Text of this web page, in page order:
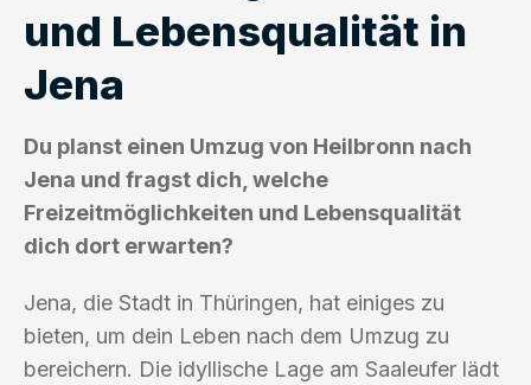
und Lebensqualität in
Jena
Du planst einen Umzug von Heilbronn nach
Jena und fragst dich, welche
Freizeitmöglichkeiten und Lebensqualität
dich dort erwarten?
Jena, die Stadt in Thüringen, hat einiges zu
bieten, um dein Leben nach dem Umzug zu
bereichern. Die idyllische Lage am Saaleufer lädt